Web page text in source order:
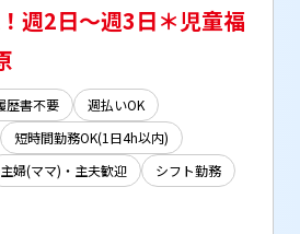
週2日～週3日＊児童福
歴書不要
週払いOK
短時間勤務OK(1日4h以内)
主婦(ママ)・主夫歓迎
シフト勤務